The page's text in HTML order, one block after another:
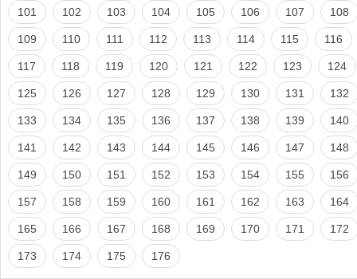
101 102 103 104 105 106 107 108
109 110 111 112 113 114 115 116
117 118 119 120 121 122 123 124
125 126 127 128 129 130 131 132
133 134 135 136 137 138 139 140
141 142 143 144 145 146 147 148
149 150 151 152 153 154 155 156
157 158 159 160 161 162 163 164
165 166 167 168 169 170 171 172
173 174 175 176